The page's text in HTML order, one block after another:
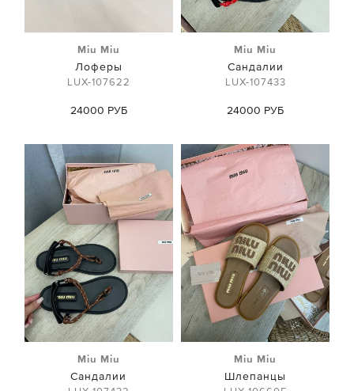
Miu Miu
Лоферы
LUX-107622
24000 РУБ
Miu Miu
Сандалии
LUX-107433
24000 РУБ
Miu Miu
Сандалии
Miu Miu
Шлепанцы